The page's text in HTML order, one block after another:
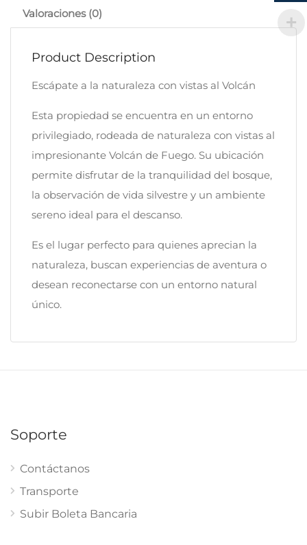
Valoraciones (0)
Product Description
Escápate a la naturaleza con vistas al Volcán
Esta propiedad se encuentra en un entorno
privilegiado, rodeada de naturaleza con vistas al
impresionante Volcán de Fuego. Su ubicación
permite disfrutar de la tranquilidad del bosque,
la observación de vida silvestre y un ambiente
sereno ideal para el descanso.
Es el lugar perfecto para quienes aprecian la
naturaleza, buscan experiencias de aventura o
desean reconectarse con un entorno natural
único.
Soporte
Contáctanos
Transporte
Subir Boleta Bancaria